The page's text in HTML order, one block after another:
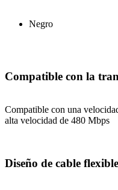
Negro
Compatible con la
Compatible con una
alta velocidad de 480 Mbps
Diseño de cable